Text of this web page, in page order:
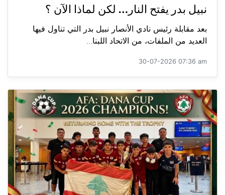
نبيل بدر يفتح النار… لكن لماذا الآن ؟
بعد مقابلة رئيس نادي الأنصار نبيل بدر التي تناول فيها
العديد من الملفات، من الاتحاد اللبنا...
30-07-2026 07:36 am